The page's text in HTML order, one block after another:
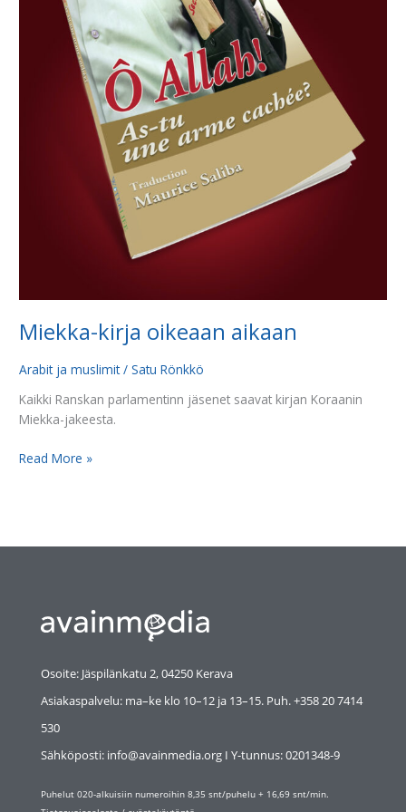
Miekka-kirja oikeaan aikaan
Arabit ja muslimit/Satu Rönkkö
Kaikki Ranskan parlamentinn jäsenet saavat kirjan Koraanin
Miekka-jakeesta.
Read More »
Osoite: Jäspilänkatu 2, 04250 Kerava
Asiakaspalvelu: ma–ke klo 10–12 ja 13–15. Puh. +358 20 7414
530
Sähköposti: info@avainmedia.org I Y-tunnus:0201348-9
Puhelut 020-alkuisiin numeroihin 8,35 snt/puhelu + 16,69 snt/min.